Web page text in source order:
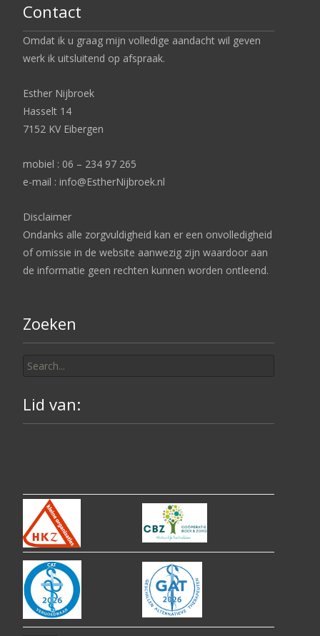
Contact
Omdat ik u graag mijn volledige aandacht wil geven
werk ik uitsluitend op afspraak.
Esther Nijbroek
Hasselt 14
7152 KV Eibergen
mobiel : 06 – 234 97 265
e-mail : info@EstherNijbroek.nl
Disclaimer
Ondanks alle zorgvuldigheid kan er een onvolledigheid
of omissie in de website aanwezig zijn waardoor aan
de informatie geen rechten kunnen worden ontleend.
Zoeken
for:
Lid van: